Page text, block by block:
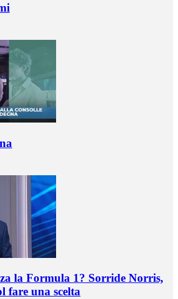
la Formula 1? Sorride Norris,
fare una scelta